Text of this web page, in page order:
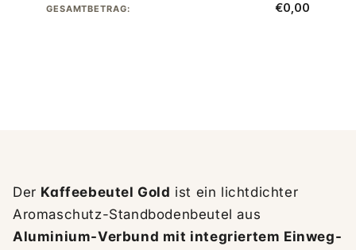
GESAMTBETRAG: €0,00
Der Kaffeebeutel Gold ist ein lichtdichter
Aromaschutz-Standbodenbeutel aus
Aluminium-Verbund mit integriertem Einweg-